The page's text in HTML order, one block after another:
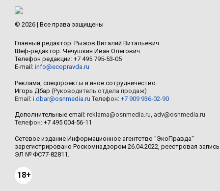
© 2026 | Все права защищены
Главный редактор: Рыжов Виталий Витальевич
Шеф-редактор: Чечушкин Иван Олегович.
Телефон редакции: +7 495 795-53-05
E-mail: info@ecopravda.ru
Реклама, спецпроекты и иное сотрудничество:
Игорь Дбар (Руководитель отдела продаж)
Email: i.dbar@osnmedia.ru Телефон: +7 909 936-02-90
Дополнительные email: reklama@osnmedia.ru, adv@osnmedia.ru
Телефон: +7 495 004-56-11
Сетевое издание Информационное агентство "ЭкоПравда"
зарегистрировано Роскомнадзором 26.04.2022, реестровая запись
ЭЛ № ФС77-82811.
18+